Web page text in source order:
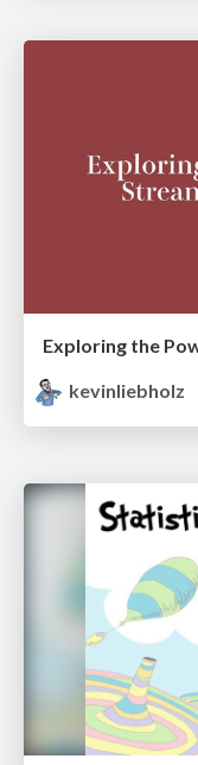
kevinliebholz